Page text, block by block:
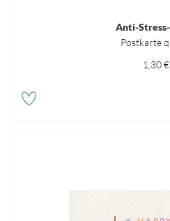
Anti-
Postkarte
1,30 €